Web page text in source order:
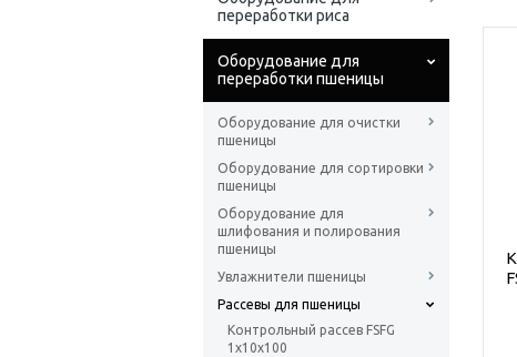
переработки риса
Оборудование для
переработки пшеницы
Оборудование для очистки
пшеницы
Оборудование для сортировки
пшеницы
Оборудование для
шлифования и полирования
пшеницы
Увлажнители пшеницы
Рассевы для пшеницы
Контрольный рассев FSFG
1x10x100